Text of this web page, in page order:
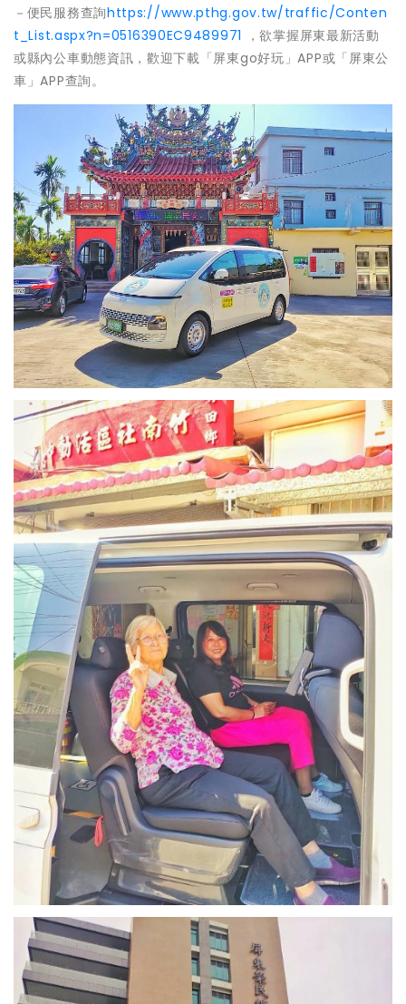
－便民服務查詢https://www.pthg.gov.tw/traffic/Conten
t_List.aspx?n=0516390EC9489971 ，欲掌握屏東最新活動
或縣內公車動態資訊，歡迎下載「屏東go好玩」APP或「屏東公
車」APP查詢。